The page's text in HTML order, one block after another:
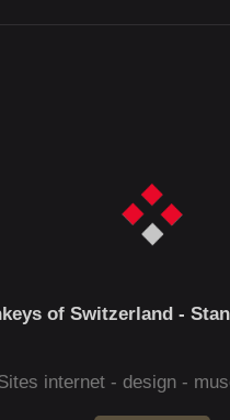
of Switzerland -
internet - design -